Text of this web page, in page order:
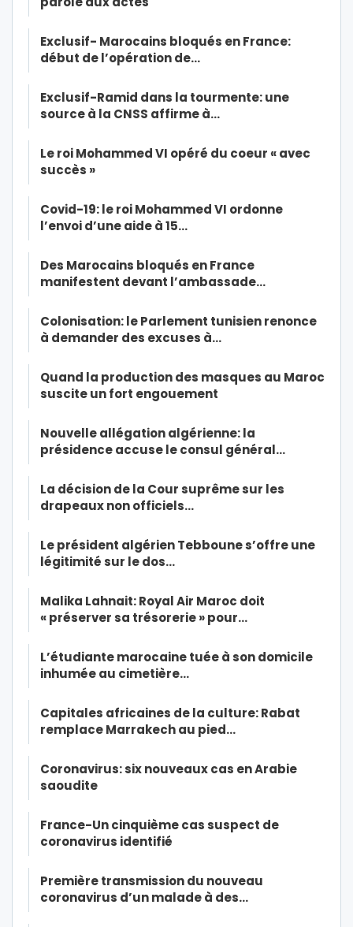
Exclusif- Marocains bloqués en France:
début de l’opération de…
Exclusif-Ramid dans la tourmente: une
source à la CNSS affirme à…
Le roi Mohammed VI opéré du coeur « avec
succès »
Covid-19: le roi Mohammed VI ordonne
l’envoi d’une aide à 15…
Des Marocains bloqués en France
manifestent devant l’ambassade…
Colonisation: le Parlement tunisien renonce
à demander des excuses à…
Quand la production des masques au Maroc
suscite un fort engouement
Nouvelle allégation algérienne: la
présidence accuse le consul général…
La décision de la Cour suprême sur les
drapeaux non officiels…
Le président algérien Tebboune s’offre une
légitimité sur le dos…
Malika Lahnait: Royal Air Maroc doit
« préserver sa trésorerie » pour…
L’étudiante marocaine tuée à son domicile
inhumée au cimetière…
Capitales africaines de la culture: Rabat
remplace Marrakech au pied…
Coronavirus: six nouveaux cas en Arabie
saoudite
France-Un cinquième cas suspect de
coronavirus identifié
Première transmission du nouveau
coronavirus d’un malade à des…